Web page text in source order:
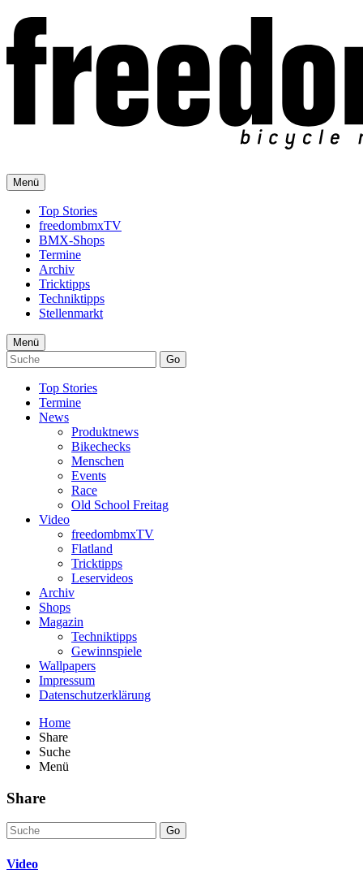
Menü
Top Stories
freedombmxTV
BMX-Shops
Termine
Archiv
Tricktipps
Techniktipps
Stellenmarkt
Menü
Go
Top Stories
Termine
News
Produktnews
Bikechecks
Menschen
Events
Race
Old School Freitag
Video
freedombmxTV
Flatland
Tricktipps
Leservideos
Archiv
Shops
Magazin
Techniktipps
Gewinnspiele
Wallpapers
Impressum
Datenschutzerklärung
Home
Share
Suche
Menü
Share
Go
Video